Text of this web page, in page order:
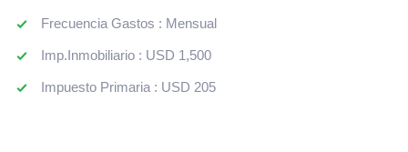
Frecuencia Gastos : Mensual
Imp.Inmobiliario : USD 1,500
Impuesto Primaria : USD 205